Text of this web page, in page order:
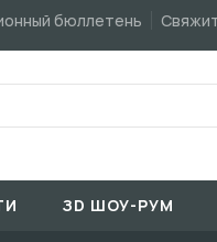
бюллетень
ЗD ШОУ-РУМ